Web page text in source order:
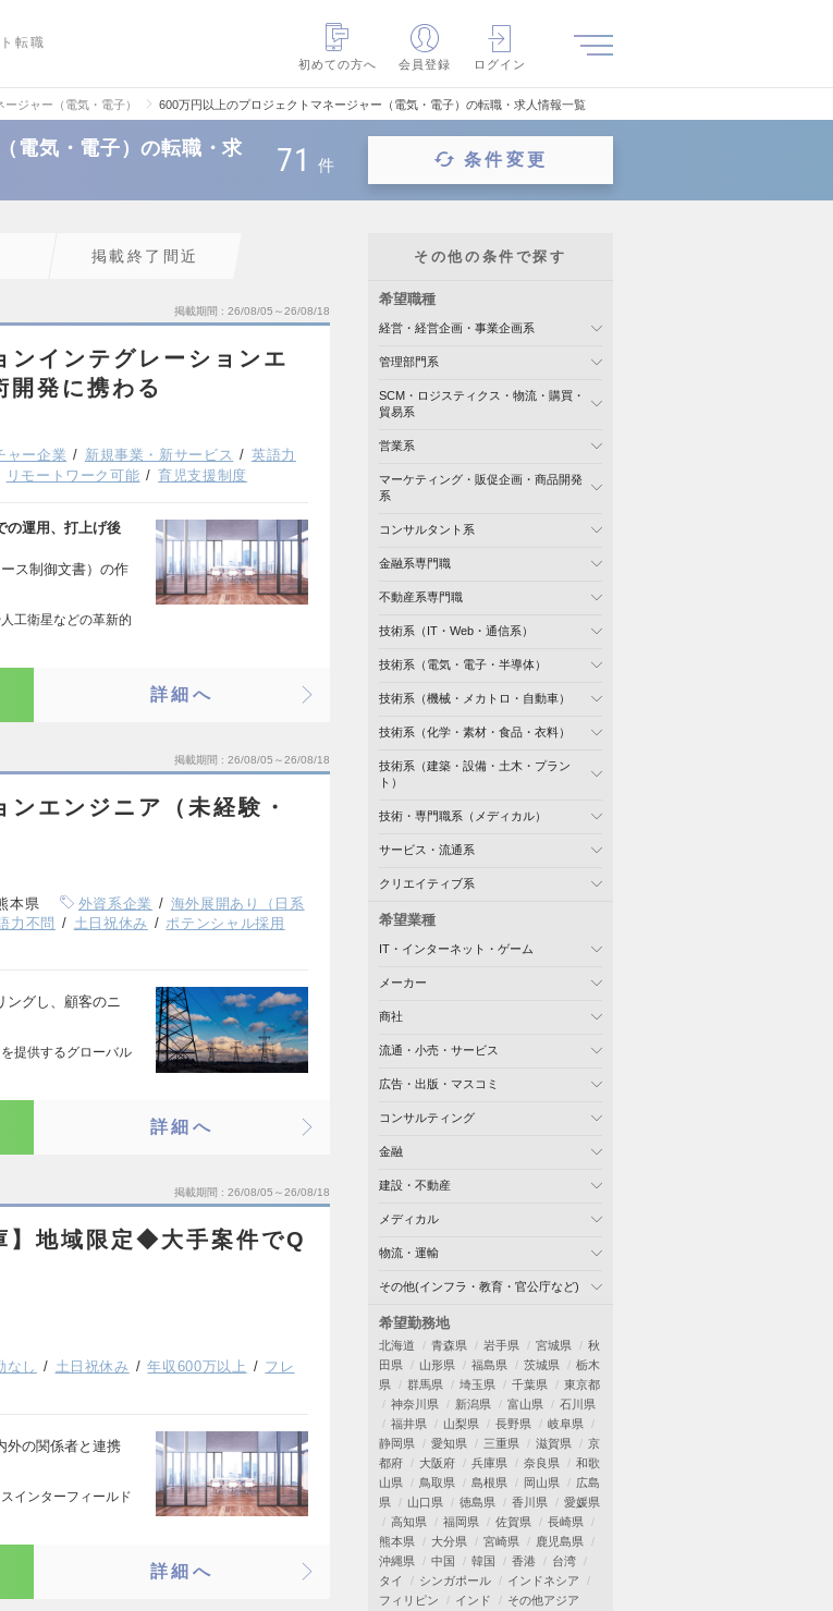
転職
初めての方へ
会員登録 ログイン
ジャー（電気・電子） 600万円以上のプロジェクトマネージャー（電気・電子）の転職・求人情報一覧
電気・電子）の転職・求
71 件 条件変更
掲載終了間近
掲載期間 26/08/05～26/08/18
ンインテグレーションエ
開発に携わる
ャー企業 新規事業・新サービス
英語力
リモートワーク可能 育児支援制度
の運用、打上げ後
ス制御文書）の作
工衛星などの革新的
詳細へ
掲載期間 26/08/05～26/08/18
ンエンジニア（未経験・
本県 外資系企業
海外展開あり（日系
力不問 土日祝休み
ポテンシャル採用
ングし、顧客のニ
提供するグローバル
詳細へ
掲載期間 26/08/05～26/08/18
】地域限定◆大手案件でQ
なし 土日祝休み 年収600万以上
フレ
外の関係者と連携
インターフィールド
詳細へ
その他の条件で探す
希望職種
経営・経営企画・事業企画系
管理部門系
SCM・ロジスティクス・物流・購買・
貿易系
営業系
マーケティング・販促企画・商品開発
系
コンサルタント系
金融系専門職
不動産系専門職
技術系（IT・Web・通信系）
技術系（電気・電子・半導体）
技術系（機械・メカトロ・自動車）
技術系（化学・素材・食品・衣料）
技術系（建築・設備・土木・プラン
ト）
技術・専門職系（メディカル）
サービス・流通系
クリエイティブ系
希望業種
IT・インターネット・ゲーム
メーカー
商社
流通・小売・サービス
広告・出版・マスコミ
コンサルティング
金融
建設・不動産
メディカル
物流・運輸
その他(インフラ・教育・官公庁など)
希望勤務地
北海道 青森県 岩手県 宮城県
秋
田県
山形県 福島県 茨城県
栃木
県
群馬県 埼玉県 千葉県
東京都
神奈川県
新潟県 富山県
石川県
福井県
山梨県 長野県
岐阜県
静岡県
愛知県 三重県 滋賀県
京
都府
大阪府 兵庫県 奈良県
和歌
山県
鳥取県 島根県 岡山県
広島
県
山口県 徳島県 香川県
愛媛県
高知県
福岡県 佐賀県
長崎県
熊本県
大分県 宮崎県
鹿児島県
沖縄県
中国 韓国 香港
台湾
タイ
シンガポール
インドネシア
フィリピン
インド
その他アジア